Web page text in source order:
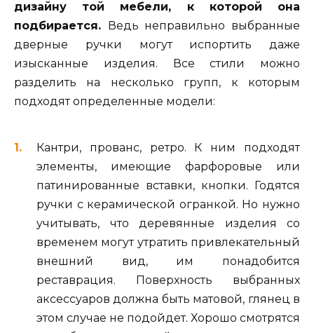
дизайну той мебели, к которой она
подбирается. Ведь неправильно выбранные
дверные ручки могут испортить даже
изысканные изделия. Все стили можно
разделить на несколько групп, к которым
подходят определенные модели:
Кантри, прованс, ретро. К ним подходят
элементы, имеющие фарфоровые или
патинированные вставки, кнопки. Годятся
ручки с керамической огранкой. Но нужно
учитывать, что деревянные изделия со
временем могут утратить привлекательный
внешний вид, им понадобится
реставрация. Поверхность выбранных
аксессуаров должна быть матовой, глянец в
этом случае не подойдет. Хорошо смотрятся